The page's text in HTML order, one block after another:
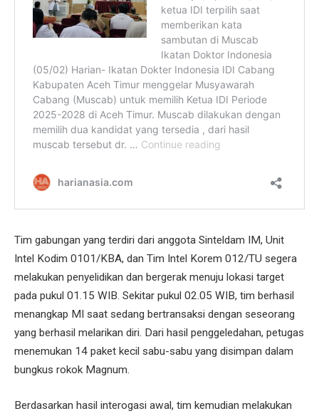
Tim gabungan yang terdiri dari anggota Sinteldam IM, Unit
Intel Kodim 0101/KBA, dan Tim Intel Korem 012/TU segera
melakukan penyelidikan dan bergerak menuju lokasi target
pada pukul 01.15 WIB. Sekitar pukul 02.05 WIB, tim berhasil
menangkap MI saat sedang bertransaksi dengan seseorang
yang berhasil melarikan diri. Dari hasil penggeledahan, petugas
menemukan 14 paket kecil sabu-sabu yang disimpan dalam
bungkus rokok Magnum.
Berdasarkan hasil interogasi awal, tim kemudian melakukan